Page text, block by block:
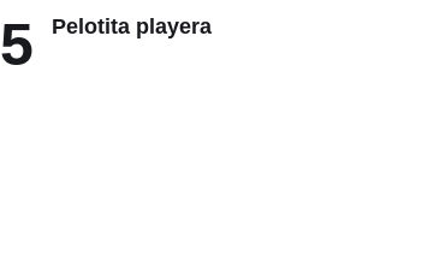
5 Pelotita playera